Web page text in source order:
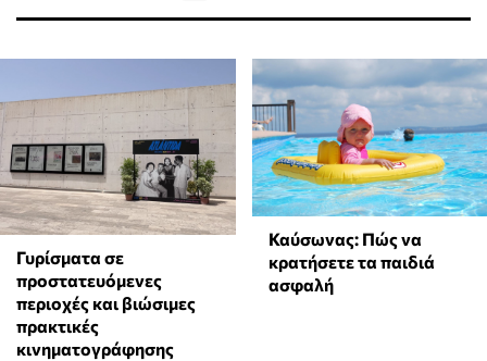
Γυρίσματα σε
προστατευόμενες
περιοχές και βιώσιμες
πρακτικές
κινηματογράφησης
Καύσωνας: Πώς να
κρατήσετε τα παιδιά
ασφαλή